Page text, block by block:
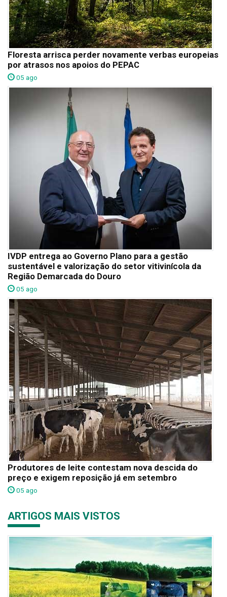
Floresta arrisca perder novamente verbas europeias
por atrasos nos apoios do PEPAC
05 ago
IVDP entrega ao Governo Plano para a gestão
sustentável e valorização do setor vitivinícola da
Região Demarcada do Douro
05 ago
Produtores de leite contestam nova descida do
preço e exigem reposição já em setembro
05 ago
ARTIGOS MAIS VISTOS